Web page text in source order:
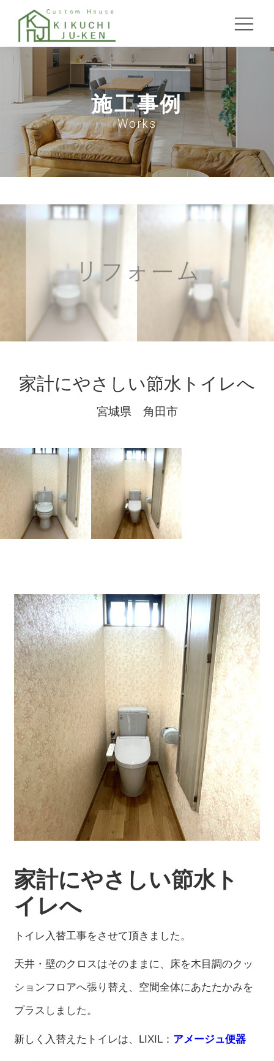
施工事例
Works
家計にやさしい節水トイレへ
宮城県 角田市
家計にやさしい節水ト
イレへ
トイレ入替工事をさせて頂きました。
天井・壁のクロスはそのままに、床を木目調のクッ
ションフロアへ張り替え、空間全体にあたたかみを
プラスしました。
新しく入替えたトイレは、LIXIL： アメージュ便器